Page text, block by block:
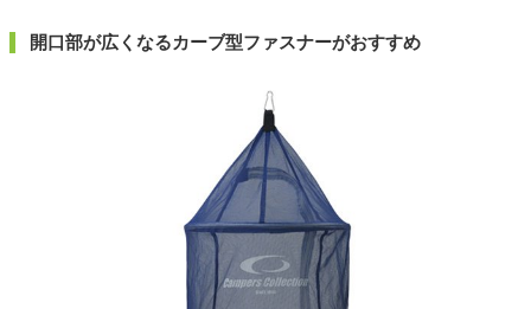
開口部が広くなるカーブ型ファスナーがおすすめ